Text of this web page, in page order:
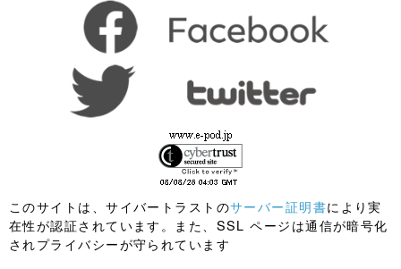
このサイトは、サイバートラストのサーバー証明書により実
在性が認証されています。また、SSL ページは通信が暗号化
されプライバシーが守られています